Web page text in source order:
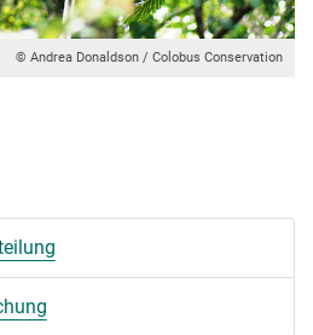
© Andrea Donaldson / Colobus Conservation